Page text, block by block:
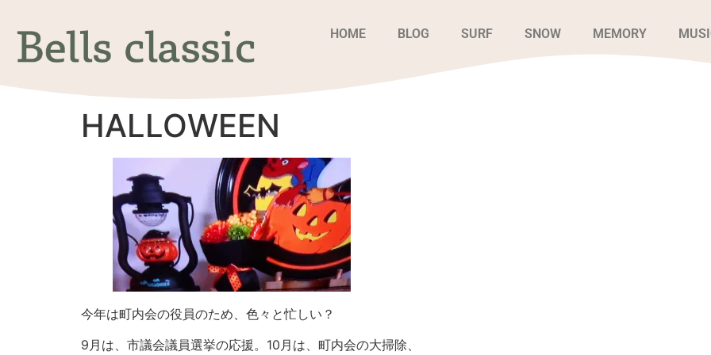
HOME BLOG SURF SNOW MEMORY
HALLOWEEN
今年は町内会の役員のため、色々と忙しい？
9月は、市議会議員選挙の応援。10月は、町内会の大掃除、